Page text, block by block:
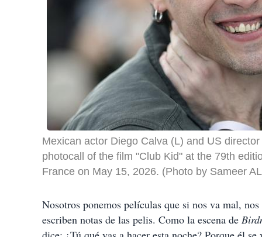
Mexican actor Diego Calva (L) and US
photocall of the film "Club Kid" at the 79th
France on May 15, 2026. (Photo by Sameer
Nosotros ponemos películas que si nos va mal,
escriben notas de las pelis. Como la escena de